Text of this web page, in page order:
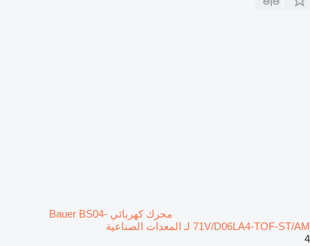
محرك كهربائي Bauer BS04-
71V/D06LA4-TOF-ST/AM لـ المعدات الصناعية
4